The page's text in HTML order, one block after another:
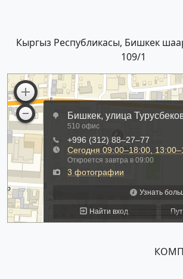
Кыргыз Республикасы, Бишкек
109/1